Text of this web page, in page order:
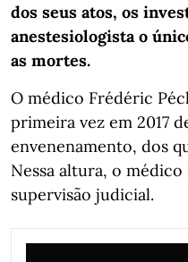
dos seus atos, os
anestesiologista o
as mortes.
O médico Frédéric
primeira vez em 2017
envenenamento, dos
Nessa altura, o
supervisão judicial.